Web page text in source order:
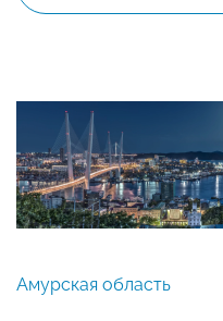
Амурская область